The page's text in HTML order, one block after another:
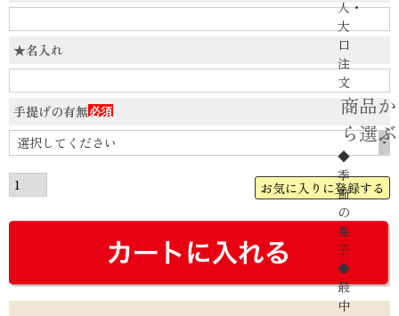
人・
大
口
注
文
商品か
ら選ぶ
◆
季
節
の
菓
子
◆
最
中
★名入れ
手提げの有無
(必
須)
お気に入りに登録する